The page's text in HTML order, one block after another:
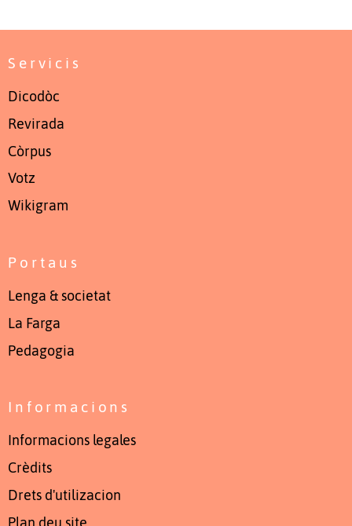
Servicis
Dicodòc
Revirada
Còrpus
Votz
Wikigram
Portaus
Lenga & societat
La Farga
Pedagogia
Informacions
Informacions legales
Crèdits
Drets d'utilizacion
Plan deu site